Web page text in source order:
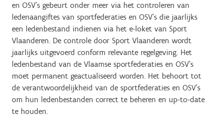
en OSV’s gebeurt onder meer via het controleren van
ledenaangiftes van sportfederaties en OSV’s die jaarlijks
een ledenbestand indienen via het e-loket van Sport
Vlaanderen. De controle door Sport Vlaanderen wordt
jaarlijks uitgevoerd conform relevante regelgeving. Het
ledenbestand van de Vlaamse sportfederaties en OSV’s
moet permanent geactualiseerd worden. Het behoort tot
de verantwoordelijkheid van de sportfederaties en OSV’s
om hun ledenbestanden correct te beheren en up-to-date
te houden.